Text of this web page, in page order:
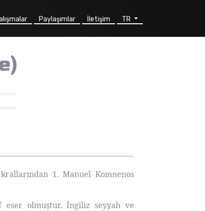
Paylaşımlar İletişim TR
1. Manuel Komnenos
eser olmuştur. İngiliz seyyah ve